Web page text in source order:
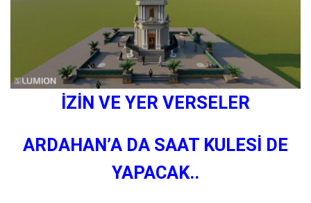
İZİN VE YER VERSELER
ARDAHAN’A DA SAAT KULESİ DE
YAPACAK..